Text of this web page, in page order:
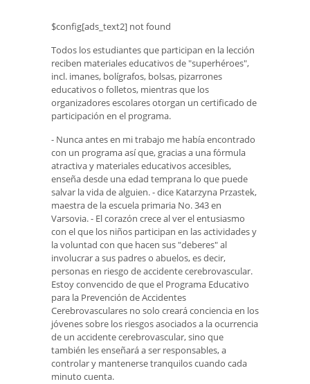
$config[ads_text2] not found
Todos los estudiantes que participan en la lección
reciben materiales educativos de "superhéroes",
incl. imanes, bolígrafos, bolsas, pizarrones
educativos o folletos, mientras que los
organizadores escolares otorgan un certificado de
participación en el programa.
- Nunca antes en mi trabajo me había encontrado
con un programa así que, gracias a una fórmula
atractiva y materiales educativos accesibles,
enseña desde una edad temprana lo que puede
salvar la vida de alguien. - dice Katarzyna Przastek,
maestra de la escuela primaria No. 343 en
Varsovia. - El corazón crece al ver el entusiasmo
con el que los niños participan en las actividades y
la voluntad con que hacen sus "deberes" al
involucrar a sus padres o abuelos, es decir,
personas en riesgo de accidente cerebrovascular.
Estoy convencido de que el Programa Educativo
para la Prevención de Accidentes
Cerebrovasculares no solo creará conciencia en los
jóvenes sobre los riesgos asociados a la ocurrencia
de un accidente cerebrovascular, sino que
también les enseñará a ser responsables, a
controlar y mantenerse tranquilos cuando cada
minuto cuenta.